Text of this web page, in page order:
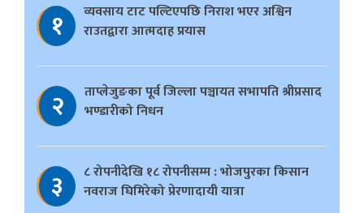
१
व्यवसाय टाट पल्टिएपछि निराश भएर अश्विन
राउतद्वारा आत्मदाह प्रयास
२
ताप्लेजुङका पूर्व जिल्ला पञ्चायत सभापति श्रीप्रसाद
भण्डारीको निधन
३
८ रोपनीदेखि १८ रोपनीसम्म : भोजपुरका किसान
नवराज घिमिरेको प्रेरणादायी यात्रा